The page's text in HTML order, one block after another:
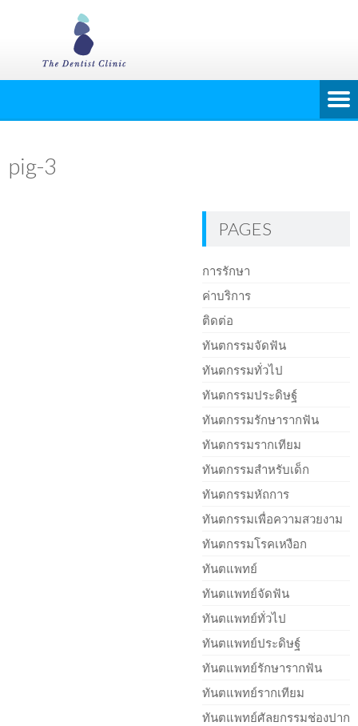
pig-3
PAGES
การรักษา
ค่าบริการ
ติดต่อ
ทันตกรรมจัดฟัน
ทันตกรรมทั่วไป
ทันตกรรมประดิษฐ์
ทันตกรรมรักษารากฟัน
ทันตกรรมรากเทียม
ทันตกรรมสำหรับเด็ก
ทันตกรรมหัถการ
ทันตกรรมเพื่อความสวยงาม
ทันตกรรมโรคเหงือก
ทันตแพทย์
ทันตแพทย์จัดฟัน
ทันตแพทย์ทั่วไป
ทันตแพทย์ประดิษฐ์
ทันตแพทย์รักษารากฟัน
ทันตแพทย์รากเทียม
ทันตแพทย์ศัลยกรรมช่องปาก